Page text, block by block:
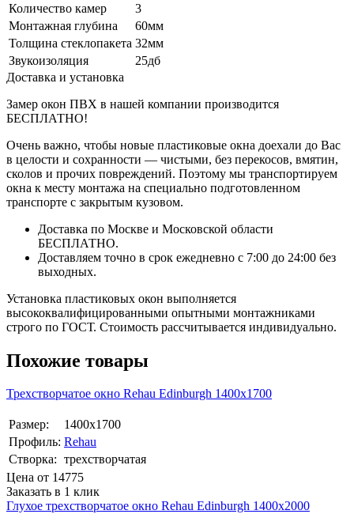
Количество камер
3
Монтажная глубина
60мм
Толщина стеклопакета 32мм
Звукоизоляция
25дб
Доставка и установка
Замер окон ПВХ в нашей компании производится
БЕСПЛАТНО!
Очень важно, чтобы новые пластиковые окна доехали до Вас
в целости и сохранности — чистыми, без перекосов, вмятин,
сколов и прочих повреждений. Поэтому мы транспортируем
окна к месту монтажа на специально подготовленном
транспорте с закрытым кузовом.
Доставка по Москве и Московской области
БЕСПЛАТНО.
Доставляем точно в срок ежедневно с 7:00 до 24:00 без
выходных.
Установка пластиковых окон выполняется
высококвалифицированными опытными монтажниками
строго по ГОСТ. Стоимость рассчитывается индивидуально.
Похожие товары
Трехстворчатое окно Rehаu Edinburgh 1400х1700
Размер:
1400х1700
Профиль: Rehau
Створка: трехстворчатая
Цена от 14775
Заказать в 1 клик
Глухое трехстворчатое окно Rehаu Edinburgh 1400х2000